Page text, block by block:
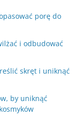
porę do
i odbudować
skręt i uniknąć
by uniknąć